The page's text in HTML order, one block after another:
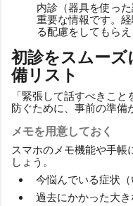
内診（器具を使っ
重要な情報です。
る配慮をしてもら
初診をスムー
備リスト
「緊張して話すべきこ
防ぐために、事前の準備
メモを用意しておく
スマホのメモ機能や手帳
しょう。
今悩んでいる症状（
過去にかかった大